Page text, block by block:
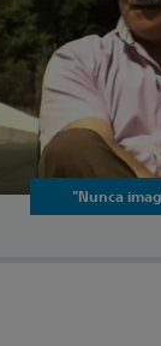
"Nunca